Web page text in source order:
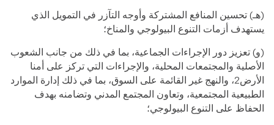
(هـ) تحسين المنافع المشتركة وأوجه التآزر في التمويل الذي
يستهدف أزمات التنوع البيولوجي والمناخ؛
(و) تعزيز دور الإجراءات الجماعية، بما في ذلك من جانب الشعوب
الأصلية والمجتمعات المحلية، والإجراءات التي تركز على أمنا
الأرض2، والنهج غير القائمة على السوق، بما في ذلك إدارة الموارد
الطبيعية المجتمعية، وتعاون المجتمع المدني وتضامنه بهدف
الحفاظ على التنوع البيولوجي؛